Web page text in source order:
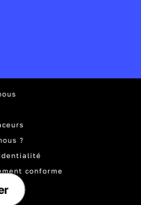
?
conforme